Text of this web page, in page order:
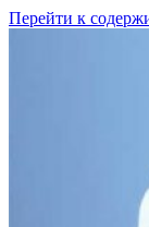
Перейти к